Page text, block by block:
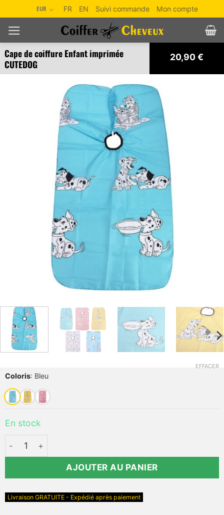
au
contenu
EUR FR EN Suivi commande Mon compte
Cape de coiffure Enfant imprimée
CUTEDOG
20,90€
Coloris: Bleu
EFFACER
En stock
quantité de Cape de coiffure Enfant imprimée CUTEDOG
AJOUTER AU PANIER
Livraison GRATUITE - Expédié après paiement